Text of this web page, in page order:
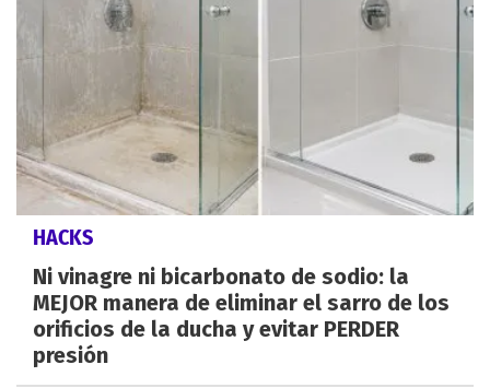
HACKS
Ni vinagre ni bicarbonato de sodio: la
MEJOR manera de eliminar el sarro de los
orificios de la ducha y evitar PERDER
presión